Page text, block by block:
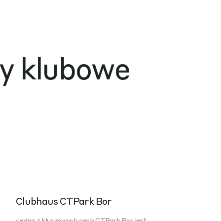
klubowe
Clubhaus CTPark Bor